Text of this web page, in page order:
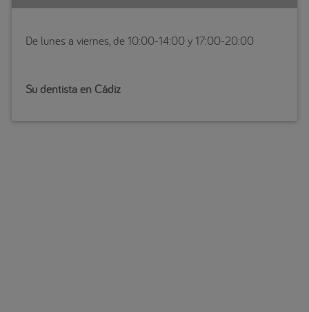
De lunes a viernes, de 10:00-14:00 y 17:00-20:00
Su dentista en Cádiz